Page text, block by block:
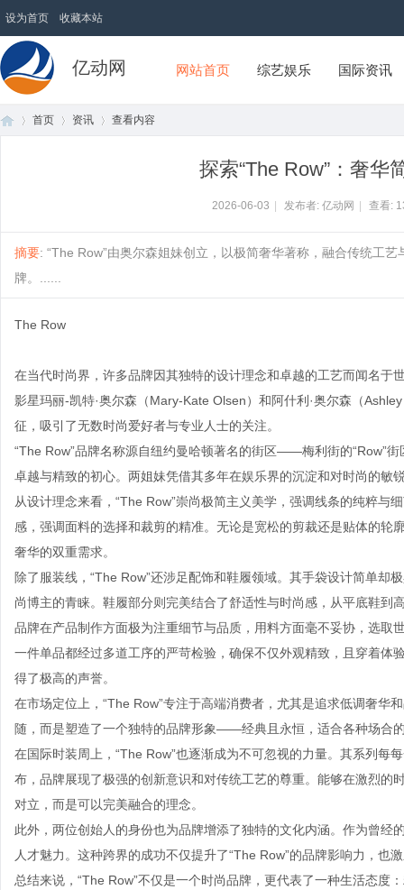
设为首页 收藏本站
亿动网 网站首页 综艺娱乐 国际资讯
首页 资讯 查看内容
探索“The Row”：奢华
2026-06-03 发布者: 亿动网 查看:
摘要: “The Row”由奥尔森姐妹创立，以极简奢华著称，融合传统工
牌。......
The Row
在当代时尚界，许多品牌因其独特的设计理念和卓越的工艺而闻名于
影星玛丽-凯特·奥尔森（Mary-Kate Olsen）和阿什利·奥尔森（
征，吸引了无数时尚爱好者与专业人士的关注。
“The Row”品牌名称源自纽约曼哈顿著名的街区——梅利街的“Row”
卓越与精致的初心。两姐妹凭借其多年在娱乐界的沉淀和对时尚的敏
从设计理念来看，“The Row”崇尚极简主义美学，强调线条的纯粹
感，强调面料的选择和裁剪的精准。无论是宽松的剪裁还是贴体的
奢华的双重需求。
除了服装线，“The Row”还涉足配饰和鞋履领域。其手袋设计简单
尚博主的青睐。鞋履部分则完美结合了舒适性与时尚感，从平底鞋到
品牌在产品制作方面极为注重细节与品质，用料方面毫不妥协，选取
一件单品都经过多道工序的严苛检验，确保不仅外观精致，且穿着体
得了极高的声誉。
在市场定位上，“The Row”专注于高端消费者，尤其是追求低调奢华
随，而是塑造了一个独特的品牌形象——经典且永恒，适合各种场合
在国际时装周上，“The Row”也逐渐成为不可忽视的力量。其系列每
布，品牌展现了极强的创新意识和对传统工艺的尊重。能够在激烈的
对立，而是可以完美融合的理念。
此外，两位创始人的身份也为品牌增添了独特的文化内涵。作为曾
人才魅力。这种跨界的成功不仅提升了“The Row”的品牌影响力，也
总结来说，“The Row”不仅是一个时尚品牌，更代表了一种生活态度